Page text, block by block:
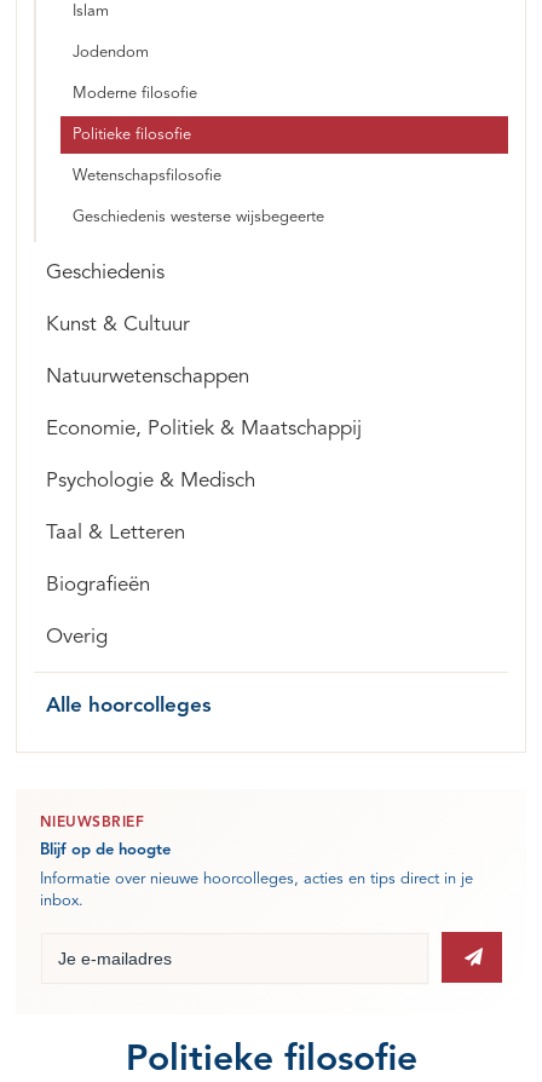
Islam
Jodendom
Moderne filosofie
Politieke filosofie
Wetenschapsfilosofie
Geschiedenis westerse wijsbegeerte
Geschiedenis
Kunst & Cultuur
Natuurwetenschappen
Economie, Politiek & Maatschappij
Psychologie & Medisch
Taal & Letteren
Biografieën
Overig
Alle hoorcolleges
NIEUWSBRIEF
Blijf op de hoogte
Informatie over nieuwe hoorcolleges, acties en tips direct in je
inbox.
Politieke filosofie